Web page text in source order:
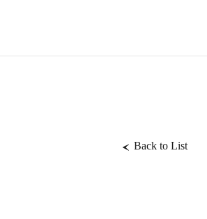
Back to List